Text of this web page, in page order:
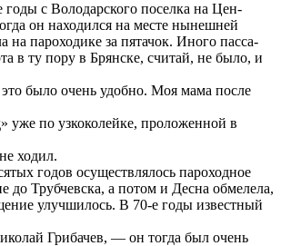
с Володарского поселка на Цен-
он находился на месте нынешней
на пароходике за пятачок. Иного пасса-
в ту пору в Брянске, считай, не было, и
было очень удобно. Моя мама после
уже по узкоколейке, проложенной в
ходил.
годов осуществлялось пароходное
до Трубчевска, а потом и Десна обмелела,
улучшилось. В 70-е годы известный
Грибачев, — он тогда был очень